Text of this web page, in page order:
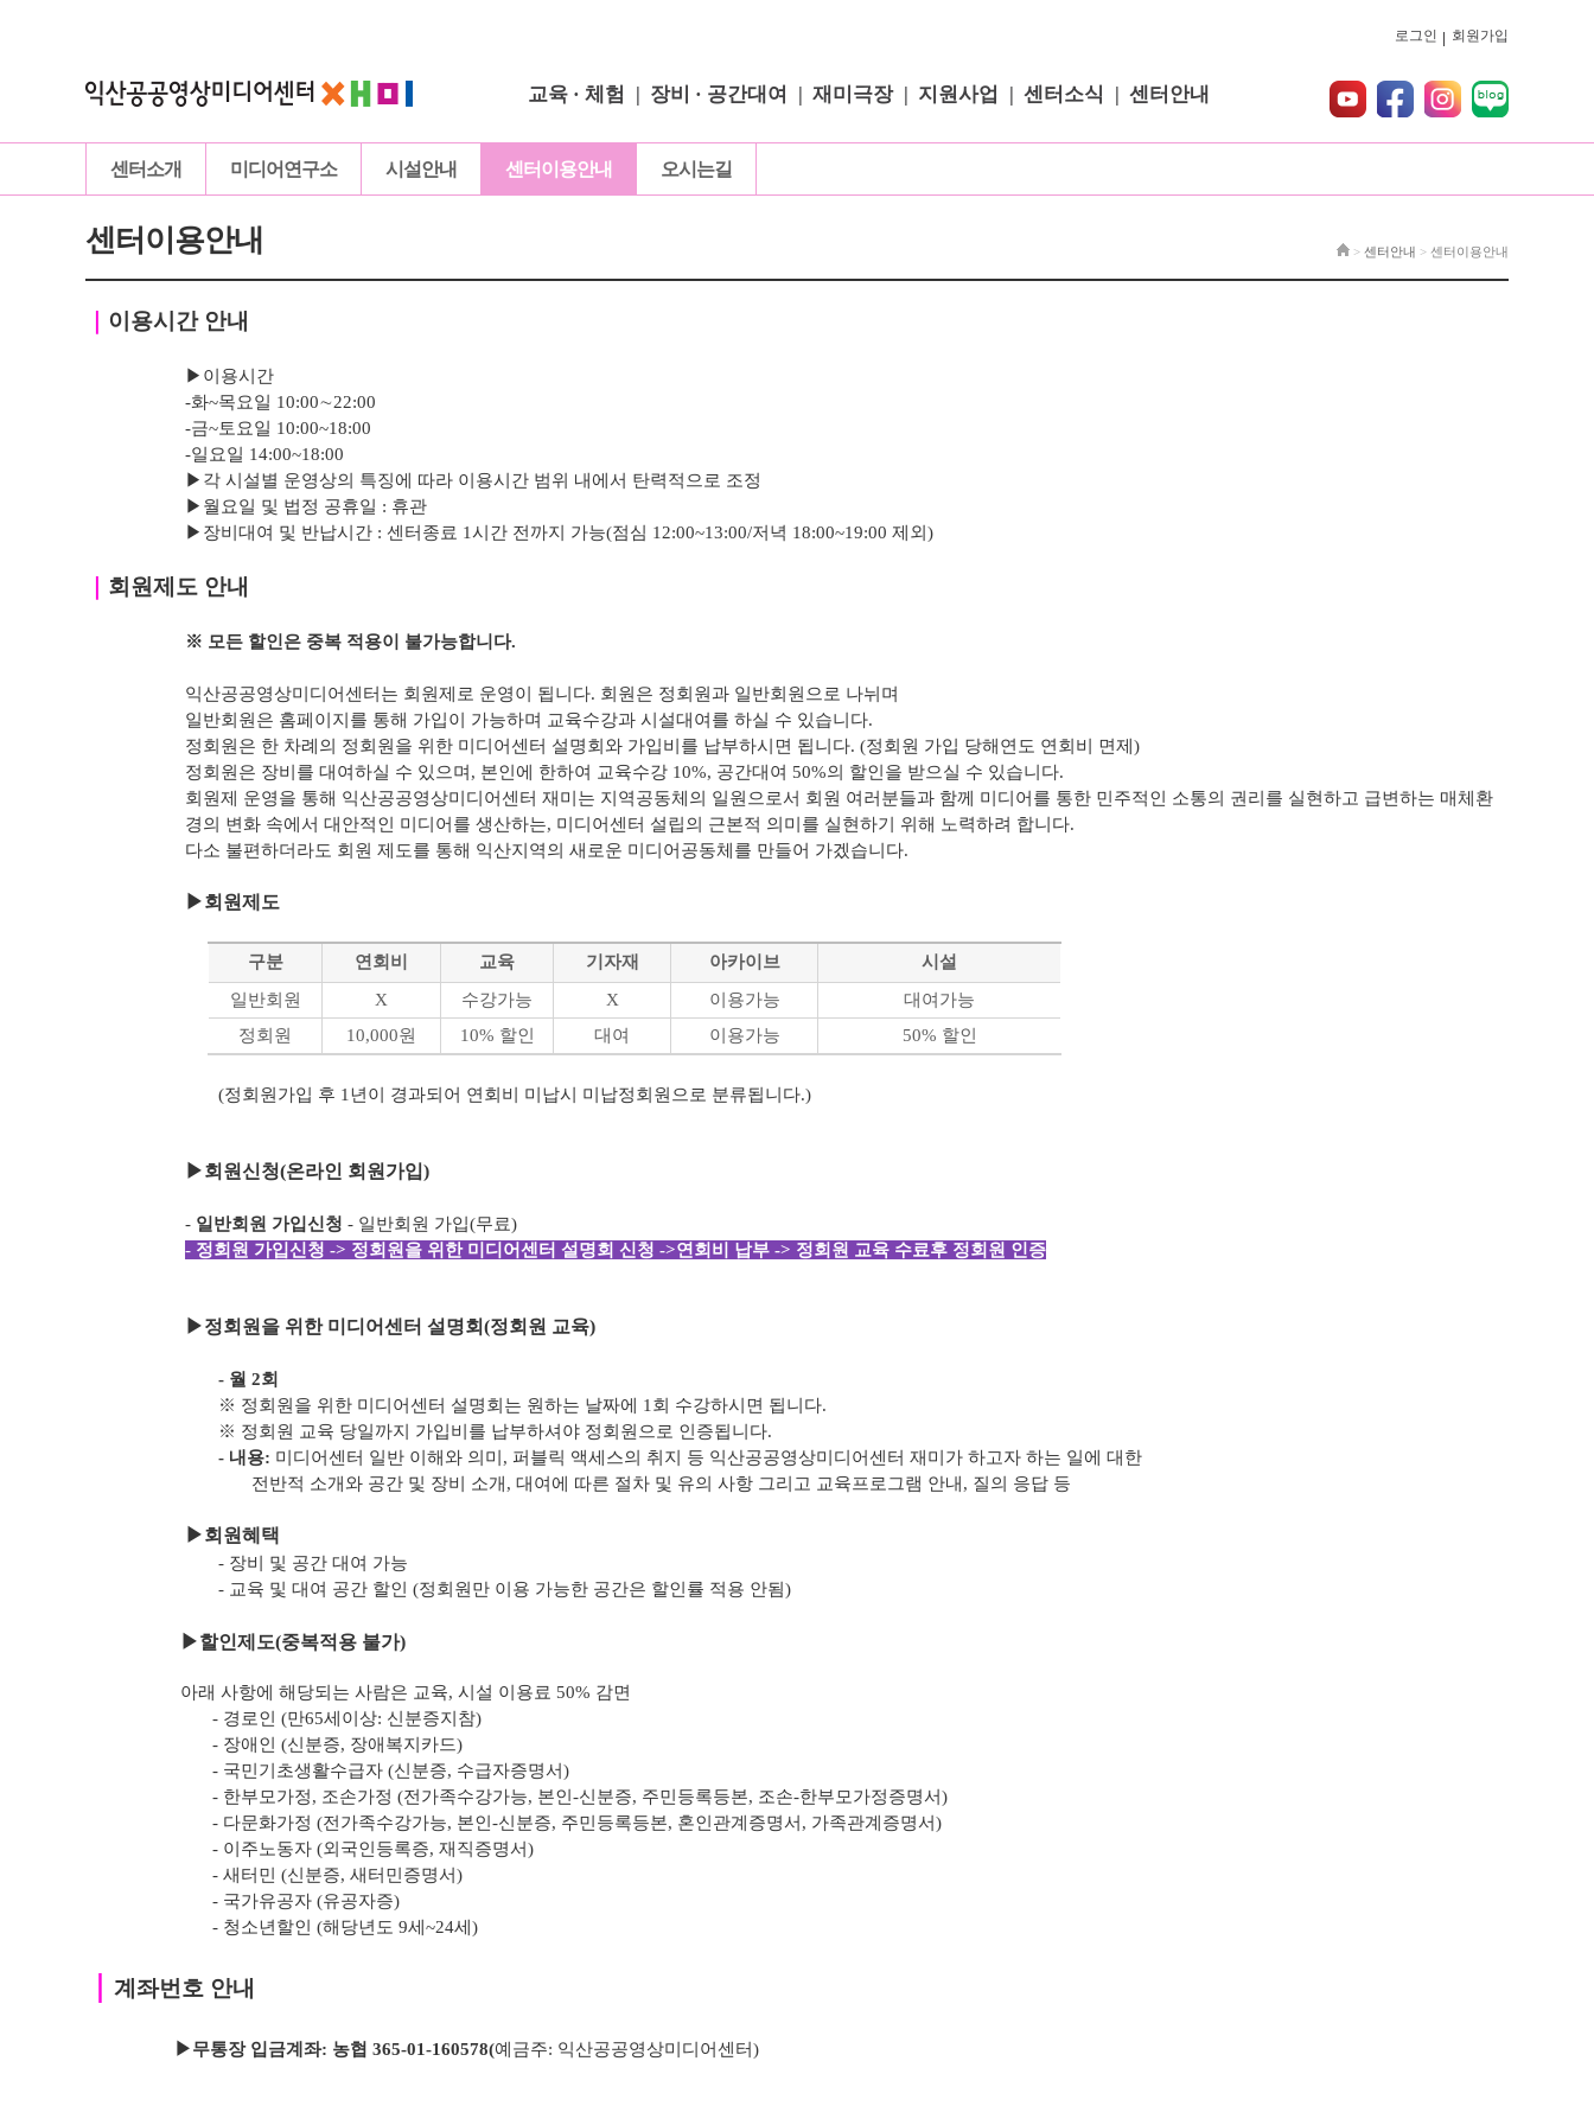
로그인 회원가입
교육 · 체험 장비 · 공간대여 재미극장 지원사업 센터소식 센터안내
센터소개 미디어연구소 시설안내 센터이용안내 오시는길
센터이용안내 > 센터안내 > 센터이용안내
이용시간 안내
▶이용시간
-화~목요일 10:00∼22:00
-금~토요일 10:00~18:00
-일요일 14:00~18:00
▶ 각 시설별 운영상의 특징에 따라 이용시간 범위 내에서 탄력적으로 조정
▶ 월요일 및 법정 공휴일 : 휴관
▶ 장비대여 및 반납시간 : 센터종료 1시간 전까지 가능(점심 12:00~13:00/저녁 18:00~19:00 제외)
회원제도 안내
※ 모든 할인은 중복 적용이 불가능합니다.
익산공공영상미디어센터는 회원제로 운영이 됩니다. 회원은 정회원과 일반회원으로 나뉘며
일반회원은 홈페이지를 통해 가입이 가능하며 교육수강과 시설대여를 하실 수 있습니다.
정회원은 한 차례의 정회원을 위한 미디어센터 설명회와 가입비를 납부하시면 됩니다. (정회원 가입 당해연도 연회비 면제)
정회원은 장비를 대여하실 수 있으며, 본인에 한하여 교육수강 10%, 공간대여 50%의 할인을 받으실 수 있습니다.
회원제 운영을 통해 익산공공영상미디어센터 재미는 지역공동체의 일원으로서 회원 여러분들과 함께 미디어를 통한 민주적인 소통의 권리를 실현하고 급변하는 매체환
경의 변화 속에서 대안적인 미디어를 생산하는, 미디어센터 설립의 근본적 의미를 실현하기 위해 노력하려 합니다.
다소 불편하더라도 회원 제도를 통해 익산지역의 새로운 미디어공동체를 만들어 가겠습니다.
▶회원제도
구분 연회비 교육 기자재 아카이브
시설
일반회원
X 수강가능 X 이용가능
대여가능
정회원
10,000원 10% 할인 대여 이용가능 50% 할인
(정회원가입 후 1년이 경과되어 연회비 미납시 미납정회원으로 분류됩니다.)
▶회원신청(온라인 회원가입)
- 일반회원 가입신청 - 일반회원 가입(무료)
- 정회원 가입신청 -> 정회원을 위한 미디어센터 설명회 신청 ->연회비 납부 -> 정회원 교육 수료후 정회원 인증
▶정회원을 위한 미디어센터 설명회(정회원 교육)
- 월 2회
※ 정회원을 위한 미디어센터 설명회는 원하는 날짜에 1회 수강하시면 됩니다.
※ 정회원 교육 당일까지 가입비를 납부하셔야 정회원으로 인증됩니다.
- 내용: 미디어센터 일반 이해와 의미, 퍼블릭 액세스의 취지 등 익산공공영상미디어센터 재미가 하고자 하는 일에 대한
전반적 소개와 공간 및 장비 소개, 대여에 따른 절차 및 유의 사항 그리고 교육프로그램 안내, 질의 응답 등
▶회원혜택
- 장비 및 공간 대여 가능
- 교육 및 대여 공간 할인 (정회원만 이용 가능한 공간은 할인률 적용 안됨)
▶할인제도(중복적용 불가)
아래 사항에 해당되는 사람은 교육, 시설 이용료 50% 감면
- 경로인 (만65세이상: 신분증지참)
- 장애인 (신분증, 장애복지카드)
- 국민기초생활수급자 (신분증, 수급자증명서)
- 한부모가정, 조손가정 (전가족수강가능, 본인-신분증, 주민등록등본, 조손-한부모가정증명서)
- 다문화가정 (전가족수강가능, 본인-신분증, 주민등록등본, 혼인관계증명서, 가족관계증명서)
- 이주노동자 (외국인등록증, 재직증명서)
- 새터민 (신분증, 새터민증명서)
- 국가유공자 (유공자증)
- 청소년할인 (해당년도 9세~24세)
계좌번호 안내
▶무통장 입금계좌: 농협 365-01-160578(예금주: 익산공공영상미디어센터)